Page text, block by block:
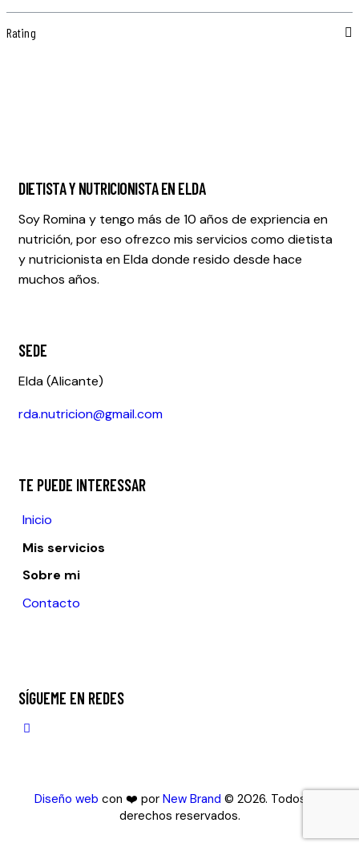
Rating
DIETISTA Y NUTRICIONISTA EN ELDA
Soy Romina y tengo más de 10 años de expriencia en
nutrición, por eso ofrezco mis servicios como dietista
y nutricionista en Elda donde resido desde hace
muchos años.
SEDE
Elda (Alicante)
rda.nutricion@gmail.com
TE PUEDE INTERESSAR
Inicio
Mis servicios
Sobre mi
Contacto
SÍGUEME EN REDES
Diseño web con ❤️ por New Brand © 2026. Todos los
derechos reservados.